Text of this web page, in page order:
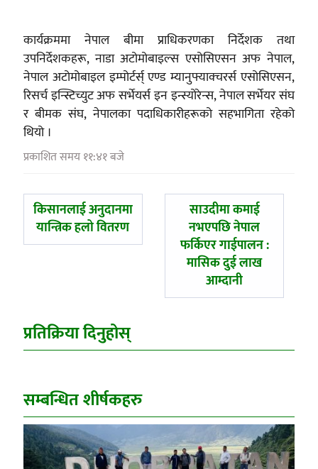
कार्यक्रममा नेपाल बीमा प्राधिकरणका निर्देशक तथा
उपनिर्देशकहरू, नाडा अटोमोबाइल्स एसोसिएसन अफ नेपाल,
नेपाल अटोमोबाइल इम्पोर्टर्स् एण्ड म्यानुफ्याक्चरर्स एसोसिएसन,
रिसर्च इन्स्टिच्युट अफ सर्भेयर्स इन इन्स्योरेन्स, नेपाल सर्भेयर संघ
र बीमक संघ, नेपालका पदाधिकारीहरूको सहभागिता रहेको
थियो ।
प्रकाशित समय ११:४१ बजे
पछिल्लाे
-
किसानलाई अनुदानमा
यान्त्रिक हलो वितरण
अघिल्लाे
-
साउदीमा कमाई
नभएपछि नेपाल
फर्किएर गाईपालन :
मासिक दुई लाख
आम्दानी
प्रतिक्रिया दिनुहोस्
सम्बन्धित शीर्षकहरु